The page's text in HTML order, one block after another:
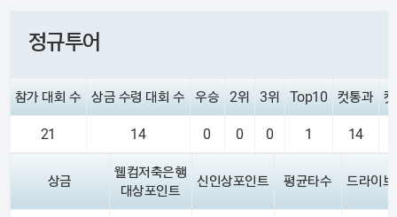
정규투어
참가 대회 수 상금 수령 대회 수 우승 2위 3위 Top10 컷통과
21 14 0 0 0 1 14
상금
웰컴저축은행
대상포인트
신인상포인트 평균타수 드라이